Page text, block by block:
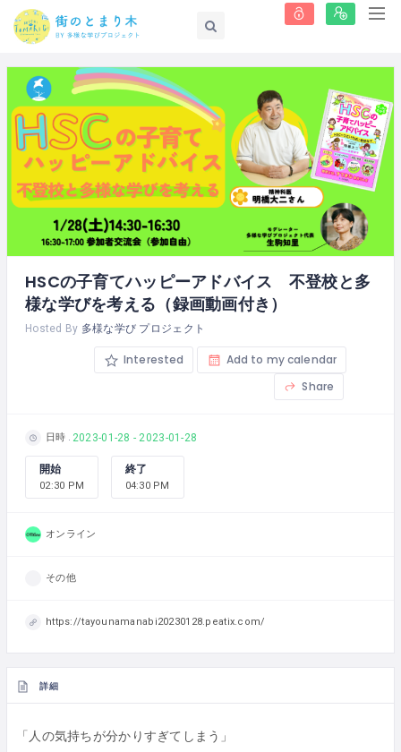
HSCの子育てハッピーアドバイス 不登校と多
様な学びを考える（録画動画付き）
Hosted By 多様な学び プロジェクト
Interested
Add to my calendar
Share
日時 2023-01-28 - 2023-01-28
開始
02:30 PM
終了
04:30 PM
オンライン
その他
https://tayounamanabi20230128.peatix.com/
詳細
「人の気持ちが分かりすぎてしまう」